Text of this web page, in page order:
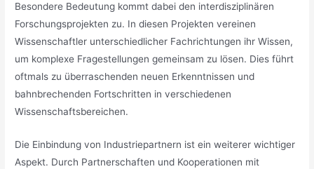
Besondere Bedeutung kommt dabei den interdisziplinären
Forschungsprojekten zu. In diesen Projekten vereinen
Wissenschaftler unterschiedlicher Fachrichtungen ihr Wissen,
um komplexe Fragestellungen gemeinsam zu lösen. Dies führt
oftmals zu überraschenden neuen Erkenntnissen und
bahnbrechenden Fortschritten in verschiedenen
Wissenschaftsbereichen.
Die Einbindung von Industriepartnern ist ein weiterer wichtiger
Aspekt. Durch Partnerschaften und Kooperationen mit